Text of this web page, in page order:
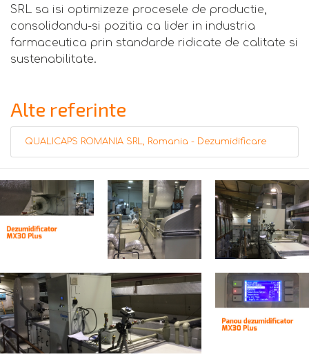
SRL sa isi optimizeze procesele de productie,
consolidandu-si pozitia ca lider in industria
farmaceutica prin standarde ridicate de calitate si
sustenabilitate.
Alte referinte
QUALICAPS ROMANIA SRL, Romania - Dezumidificare